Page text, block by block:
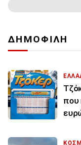
ΔΗΜΟΦΙΛΗ
που